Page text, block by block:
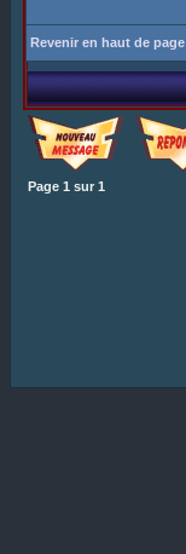
Revenir en haut de page
Page 1 sur 1